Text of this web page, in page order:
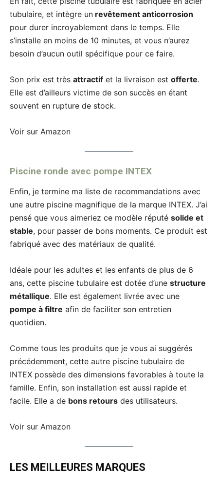
tubulaire, et intègre un revêtement anticorrosion
pour durer incroyablement dans le temps. Elle
s’installe en moins de 10 minutes, et vous n’aurez
besoin d’aucun outil spécifique pour ce faire.
Son prix est très attractif et la livraison est offerte.
Elle est d’ailleurs victime de son succès en étant
souvent en rupture de stock.
Voir sur Amazon
Piscine ronde avec pompe INTEX
Enfin, je termine ma liste de recommandations avec
une autre piscine magnifique de la marque INTEX. J’ai
pensé que vous aimeriez ce modèle réputé solide et
stable, pour passer de bons moments. Ce produit est
fabriqué avec des matériaux de qualité.
Idéale pour les adultes et les enfants de plus de 6
ans, cette piscine tubulaire est dotée d’une structure
métallique. Elle est également livrée avec une
pompe à filtre afin de faciliter son entretien
quotidien.
Comme tous les produits que je vous ai suggérés
précédemment, cette autre piscine tubulaire de
INTEX possède des dimensions favorables à toute la
famille. Enfin, son installation est aussi rapide et
facile. Elle a de bons retours des utilisateurs.
Voir sur Amazon
LES MEILLEURES MARQUES